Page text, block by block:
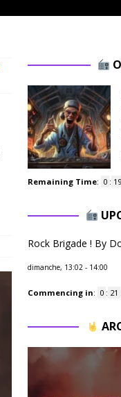
Remaining Time: 0 : 19
Rock Brigade ! By
dimanche, 13:02 - 14:00
Commencing in: 0 : 21